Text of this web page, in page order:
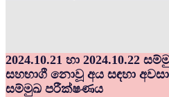
2024.10.21 හා 2024.10.22
සහභාගී නොවූ අය සඳහා
සම්මුඛ පරීක්ෂණය